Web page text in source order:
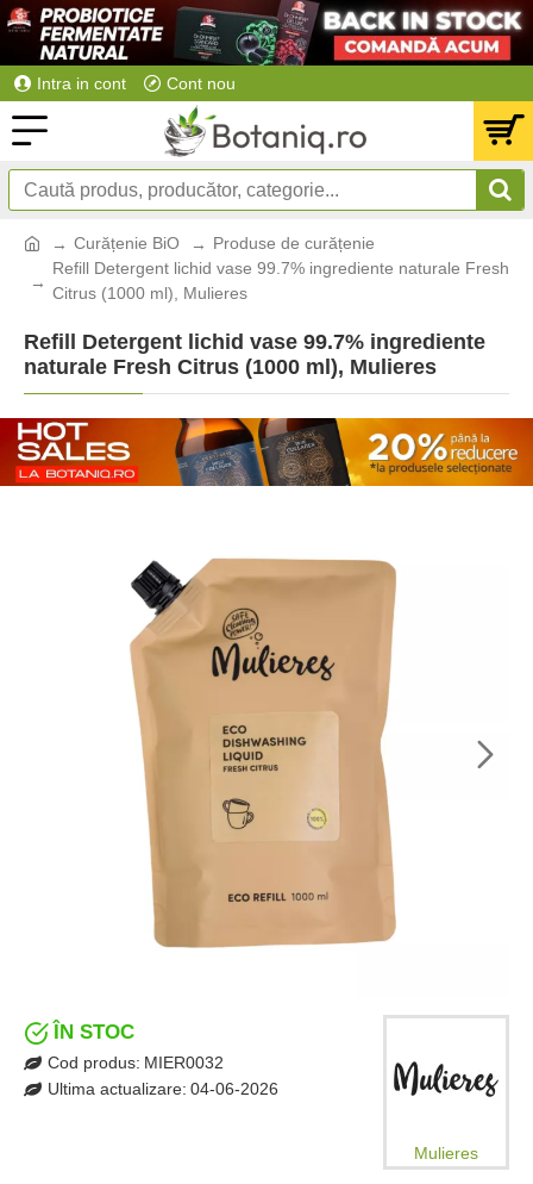
Intra in cont Cont nou
Curățenie BiO
Produse de curățenie
Refill Detergent lichid vase 99.7% ingrediente naturale Fresh
Citrus (1000 ml), Mulieres
Refill Detergent lichid vase 99.7% ingrediente
naturale Fresh Citrus (1000 ml), Mulieres
ÎN STOC
Cod produs: MIER0032
Ultima actualizare: 04-06-2026
Mulieres